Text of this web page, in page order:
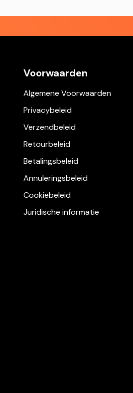
Voorwaarden
Algemene Voorwaarden
Privacybeleid
Verzendbeleid
Retourbeleid
Betalingsbeleid
Annuleringsbeleid
Cookiebeleid
Juridische informatie